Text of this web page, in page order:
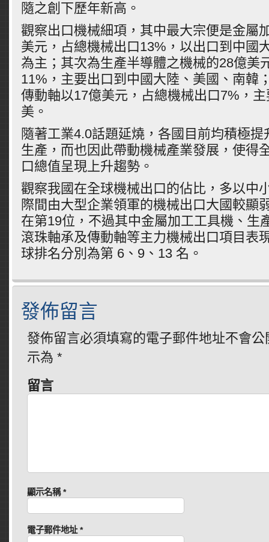
隨之創下歷年新高。
觀察出口機械細項，其中最大宗便是金屬
美元，占總機械出口13%，以出口到中國
為主；其次為生產半導體之機械的28億美
11%，主要出口到中國大陸、美國、南韓
傳動軸以17億美元，占總機械出口7%，
美。
隨著工業4.0話題延燒，各國目前均積極
生產，而也因此帶動機械產業發展，使得
口總值呈現上升趨勢。
觀察我國在全球機械出口的佔比，多以中
際間由大型企業領軍的機械出口大國較顯
在第19位，不過其中金屬加工工具機、生
滾珠軸承及傳動軸等主力機械出口項目表
球排名分別為第 6、9、13 名。
發佈留言
發佈留言必須填寫的電子郵件地址不會公
示為 *
留言
顯示名稱*
電子郵件地址*